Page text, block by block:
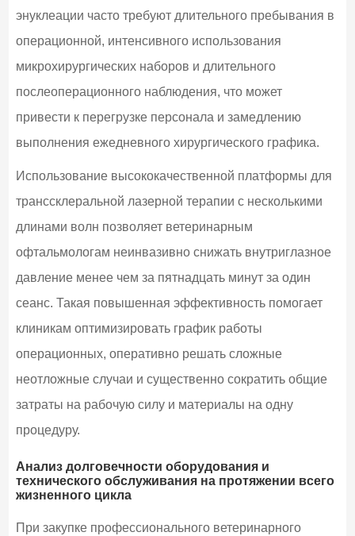
энуклеации часто требуют длительного пребывания в
операционной, интенсивного использования
микрохирургических наборов и длительного
послеоперационного наблюдения, что может
привести к перегрузке персонала и замедлению
выполнения ежедневного хирургического графика.
Использование высококачественной платформы для
транссклеральной лазерной терапии с несколькими
длинами волн позволяет ветеринарным
офтальмологам неинвазивно снижать внутриглазное
давление менее чем за пятнадцать минут за один
сеанс. Такая повышенная эффективность помогает
клиникам оптимизировать график работы
операционных, оперативно решать сложные
неотложные случаи и существенно сократить общие
затраты на рабочую силу и материалы на одну
процедуру.
Анализ долговечности оборудования и
технического обслуживания на протяжении всего
жизненного цикла
При закупке профессионального ветеринарного